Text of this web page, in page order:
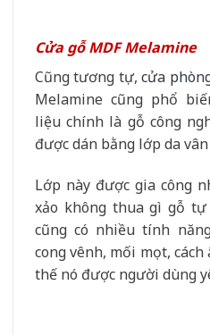
Cửa gỗ MDF Melamine
Cũng tương tự,cửa
Melamine cũng phổ
liệu chính là gỗ công
được dán bằng lớp da
Lớp này được gia công
xảo không thua gì gỗ
cũng có nhiều tính
cong vênh, mối mọt,
thế nó được người dùng